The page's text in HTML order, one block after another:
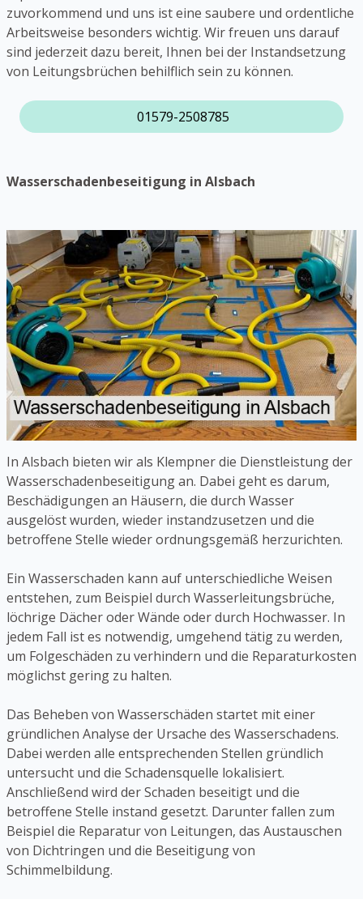
zuvorkommend und uns ist eine saubere und ordentliche
Arbeitsweise besonders wichtig. Wir freuen uns darauf
sind jederzeit dazu bereit, Ihnen bei der Instandsetzung
von Leitungsbrüchen behilflich sein zu können.
01579-2508785
Wasserschadenbeseitigung in Alsbach
In Alsbach bieten wir als Klempner die Dienstleistung der
Wasserschadenbeseitigung an. Dabei geht es darum,
Beschädigungen an Häusern, die durch Wasser
ausgelöst wurden, wieder instandzusetzen und die
betroffene Stelle wieder ordnungsgemäß herzurichten.
Ein Wasserschaden kann auf unterschiedliche Weisen
entstehen, zum Beispiel durch Wasserleitungsbrüche,
löchrige Dächer oder Wände oder durch Hochwasser. In
jedem Fall ist es notwendig, umgehend tätig zu werden,
um Folgeschäden zu verhindern und die Reparaturkosten
möglichst gering zu halten.
Das Beheben von Wasserschäden startet mit einer
gründlichen Analyse der Ursache des Wasserschadens.
Dabei werden alle entsprechenden Stellen gründlich
untersucht und die Schadensquelle lokalisiert.
Anschließend wird der Schaden beseitigt und die
betroffene Stelle instand gesetzt. Darunter fallen zum
Beispiel die Reparatur von Leitungen, das Austauschen
von Dichtringen und die Beseitigung von
Schimmelbildung.